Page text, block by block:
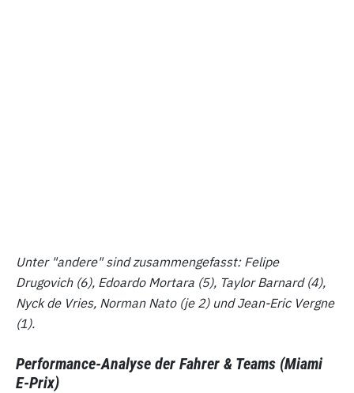
Unter "andere" sind zusammengefasst: Felipe
Drugovich (6), Edoardo Mortara (5), Taylor Barnard (4),
Nyck de Vries, Norman Nato (je 2) und Jean-Eric Vergne
(1).
Performance-Analyse der Fahrer & Teams (Miami
E-Prix)